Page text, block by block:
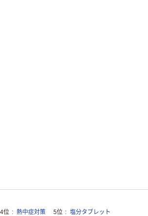
4位 熱中症対策 5位 塩分タブレット